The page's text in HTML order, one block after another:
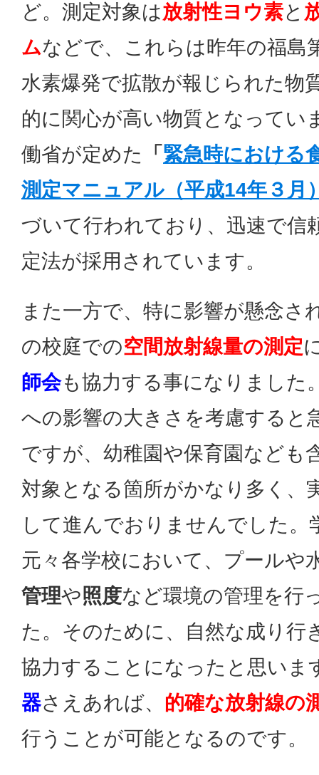
ど。測定対象は放射性ヨウ素と
ムなどで、これらは昨年の福島
水素爆発で拡散が報じられた物
的に関心が高い物質となってい
働省が定めた
「 緊急時における
測定マニュアル（平成14年３月
づいて行われており、迅速で信
定法が採用されています。
また一方で、特に影響が懸念さ
の校庭での空間放射線量の測定
師会も協力する事になりました
への影響の大きさを考慮すると
ですが、幼稚園や保育園なども
対象となる箇所がかなり多く、
して進んでおりませんでした。
元々各学校において、プールや
管理や照度など環境の管理を行
た。そのために、自然な成り行
協力することになったと思いま
器さえあれば、 的確な放射線の
行うことが可能となるのです。